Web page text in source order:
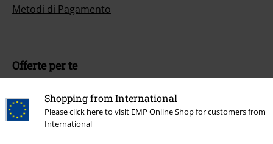
Shopping from International
Please click here to visit EMP Online Shop for customers from
International
Metodi di Pagamento
Offerte per te
Regala un buono EMP